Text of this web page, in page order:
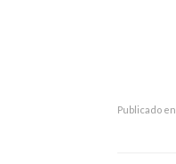
Publicado en